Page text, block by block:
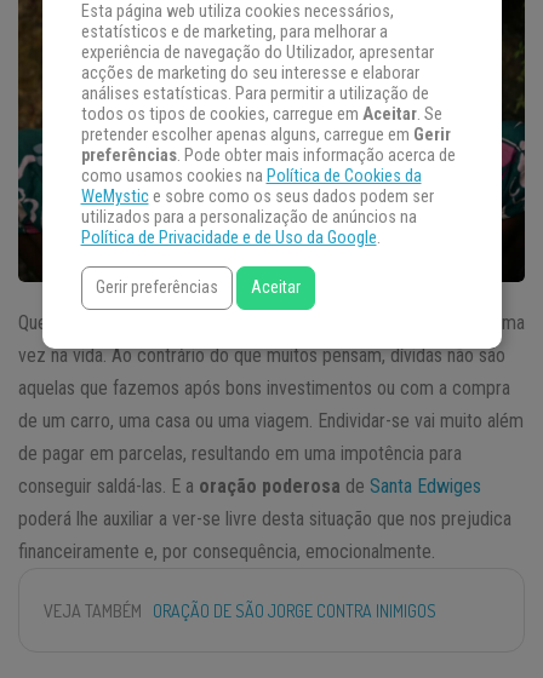
Que atire a primeira pedra quem nunca se
ao menos uma
vez na vida. Ao contrário do que muitos pensam, dívidas não são
aquelas que fazemos após bons investimentos ou com a compra
de um carro, uma casa ou uma viagem. Endividar-se vai muito além
de pagar em parcelas, resultando em uma impotência para
conseguir saldá-las. E a oração poderosa de Santa Edwiges
poderá lhe auxiliar a ver-se livre desta situação que nos prejudica
financeiramente e, por consequência, emocionalmente.
VEJA TAMBÉM ORAÇÃO DE SÃO JORGE CONTRA INIMIGOS
Esta página web utiliza cookies necessários,
estatísticos e de marketing, para melhorar a
experiência de navegação do Utilizador, apresentar
acções de marketing do seu interesse e elaborar
análises estatísticas. Para permitir a utilização de
todos os tipos de cookies, carregue em Aceitar. Se
pretender escolher apenas alguns, carregue em Gerir
preferências. Pode obter mais informação acerca de
como usamos cookies na Política de Cookies da
WeMystice sobre como os seus dados podem ser
utilizados para a personalização de anúncios na
Política de Privacidade e de Uso da Google.
Gerir preferências Aceitar